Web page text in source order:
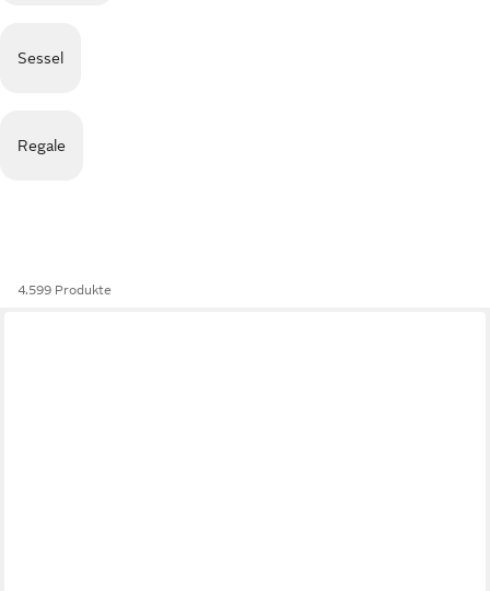
Sessel
Regale
4.599 Produkte